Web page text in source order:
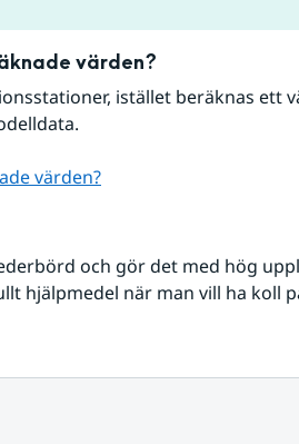
värden?
istället beräknas ett
värden?
och gör det med hög
hjälpmedel när man vill ha koll